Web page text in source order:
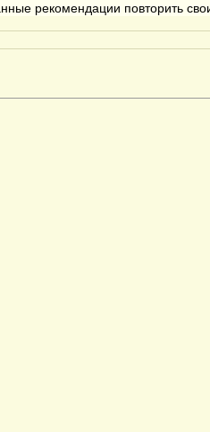
рекомендации повторить